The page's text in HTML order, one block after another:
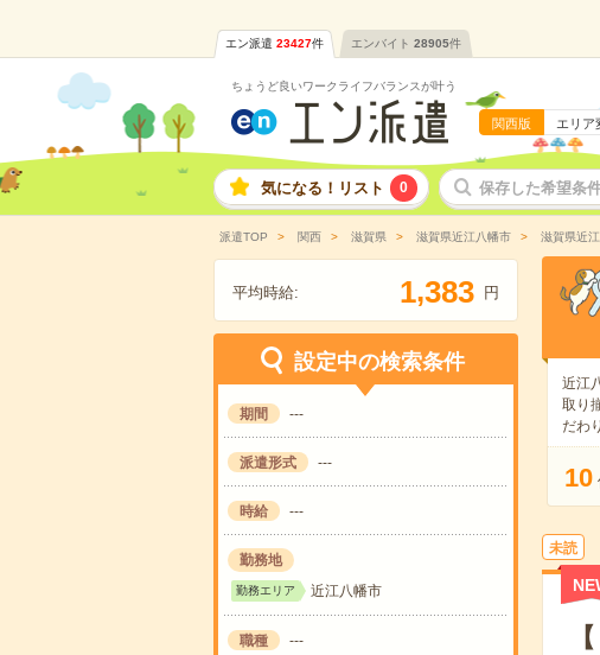
エン派遣 23427件 エンバイト 28905件
ちょうど良いワークライフバランスが叶う
関西版 エリア
気になる！リスト 0 保存した希望条
派遣TOP 関西 滋賀県 滋賀県近江八幡市 滋賀県近
平均時給: 1,383 円
設定中の検索条件
期間 ---
派遣形式 ---
時給 ---
勤務地
勤務エリア 近江八幡市
職種 ---
近江
取り
だわ
10
未読